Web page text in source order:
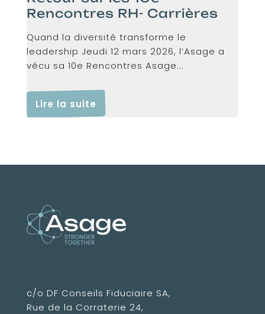
Rencontres RH- Carrières
Quand la diversité transforme le
leadership Jeudi 12 mars 2026, l’Asage a
vécu sa 10e Rencontres Asage...
Lire la suite
c/o DF Conseils Fiduciaire SA,
Rue de la Corraterie 24,